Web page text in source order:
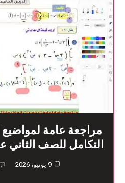
مراجعة عامة
التكامل للصف الثاني
9 يونيو، 2026